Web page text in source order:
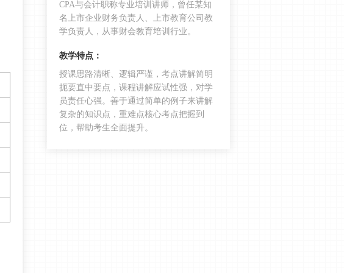
注会经济法考前冲刺篇：证券法律制
度
合同法律制度的易错考点汇总，2022
年注会经济法必背考点
按份共有VS共同共有，2022年注会经
济法易混考点
法律基本原理，2022年注会经济法基
础考点
CPA与会计职称专业培训讲师，曾任某知
名上市企业财务负责人、上市教育公司教
学负责人，从事财会教育培训行业。
教学特点：
授课思路清晰、逻辑严谨，考点讲解简明
扼要直中要点，课程讲解应试性强，对学
员责任心强。善于通过简单的例子来讲解
复杂的知识点，重难点核心考点把握到
位，帮助考生全面提升。